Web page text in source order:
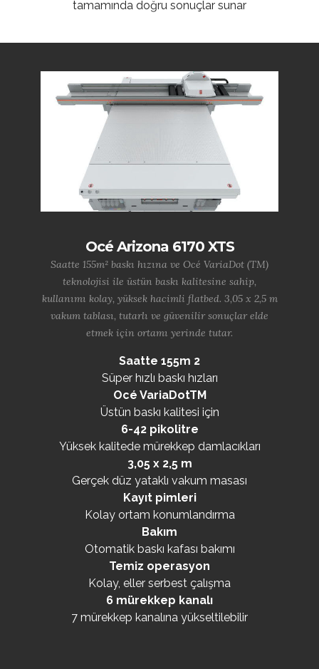
tamamında doğru sonuçlar sunar
Océ Arizona 6170 XTS
Saatte 155m² baskı hızına ve Océ VariaDot (TM)
teknolojisi ile üstün baskı kalitesine sahip,
kullanımı kolay, yüksek hacimli flatbed. 3,05 x 2,5 m
vakum tablası, tutarlı ve güvenilir sonuçlar elde
etmek için ortamı yerinde tutar.
Saatte 155m 2
Süper hızlı baskı hızları
Océ VariaDotTM
Üstün baskı kalitesi için
6-42 pikolitre
Yüksek kalitede mürekkep damlacıkları
3,05 x 2,5 m
Gerçek düz yataklı vakum masası
Kayıt pimleri
Kolay ortam konumlandırma
Bakım
Otomatik baskı kafası bakımı
Temiz operasyon
Kolay, eller serbest çalışma
6 mürekkep kanalı
7 mürekkep kanalına yükseltilebilir